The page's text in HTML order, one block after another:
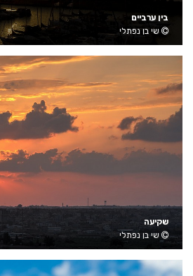
בין ערביים
שי בן נפתלי
שקיעה
שי בן נפתלי